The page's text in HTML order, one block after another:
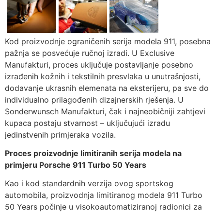
Kod proizvodnje ograničenih serija modela 911, posebna
pažnja se posvećuje ručnoj izradi. U Exclusive
Manufakturi, proces uključuje postavljanje posebno
izrađenih kožnih i tekstilnih presvlaka u unutrašnjosti,
dodavanje ukrasnih elemenata na eksterijeru, pa sve do
individualno prilagođenih dizajnerskih rješenja. U
Sonderwunsch Manufakturi, čak i najneobičniji zahtjevi
kupaca postaju stvarnost – uključujući izradu
jedinstvenih primjeraka vozila.
Proces proizvodnje limitiranih serija modela na
primjeru Porsche 911 Turbo 50 Years
Kao i kod standardnih verzija ovog sportskog
automobila, proizvodnja limitiranog modela 911 Turbo
50 Years počinje u visokoautomatiziranoj radionici za